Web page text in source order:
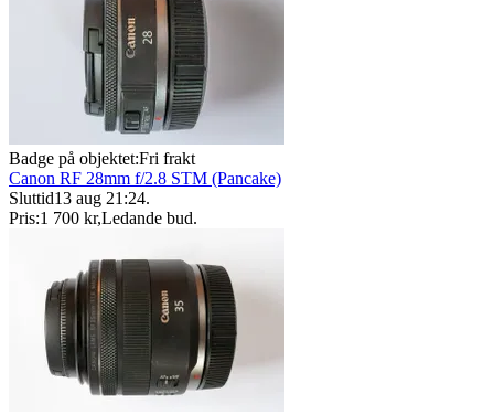
Badge på objektet:Fri frakt
Canon RF 28mm f/2.8 STM (Pancake)
Sluttid13 aug 21:24.
Pris:1 700 kr,Ledande bud.